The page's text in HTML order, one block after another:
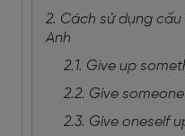
2. Cách sử dụng
Anh
2.1. Give up
2.2. Give
2.3. Give oneself